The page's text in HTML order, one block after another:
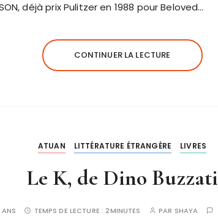
déjà prix Pulitzer en 1988 pour Beloved…
CONTINUER LA LECTURE
ATUAN LITTÉRATURE ÉTRANGÈRE LIVRES
Le K, de Dino Buzzati
ANS TEMPS DE LECTURE :2MINUTES PAR SHAYA